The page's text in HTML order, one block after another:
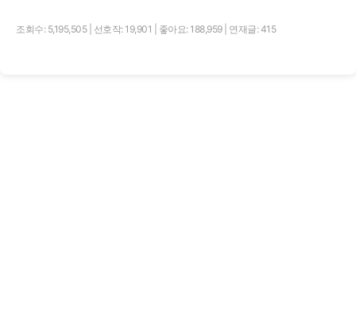
조회수: 5,195,505 선호작: 19,901 좋아요: 188,959 연재글: 415